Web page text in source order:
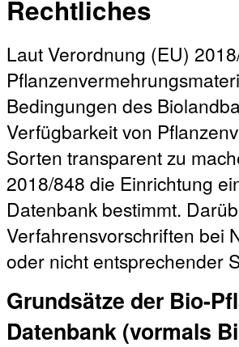
Rechtliches
Laut Verordnung (EU)
Bedingungen des
Verfügbarkeit von
Sorten transparent zu
2018/848 die Einrichtung
Datenbank bestimmt.
Verfahrensvorschriften bei
oder nicht entsprechender
Grundsätze der Bio-
Datenbank (vormals